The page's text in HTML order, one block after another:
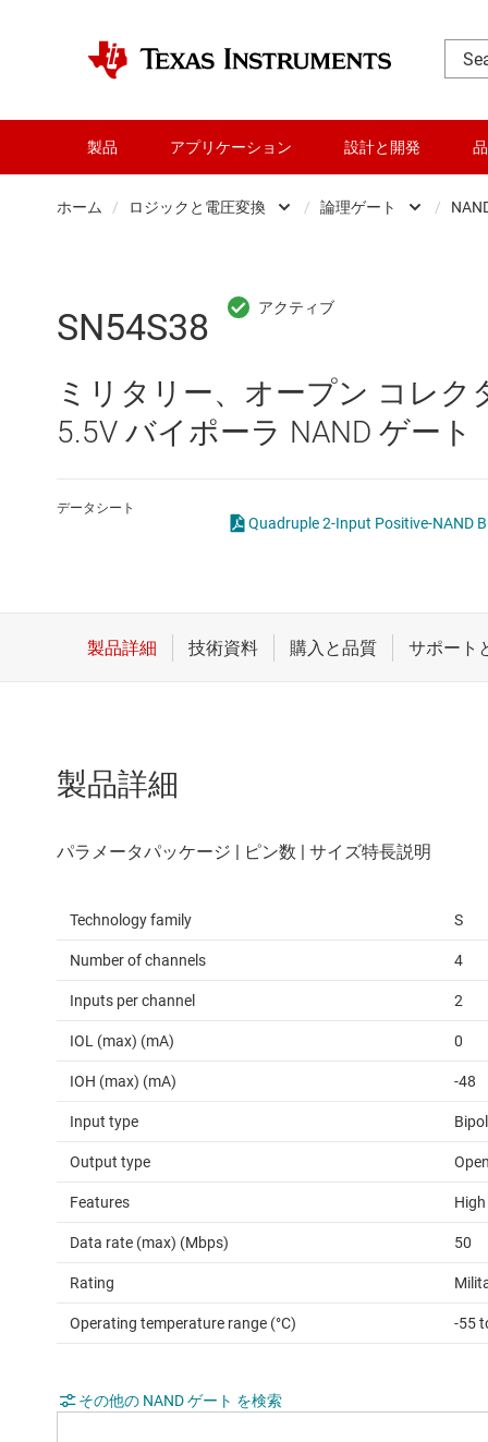
製品 アプリケーション 設計と開発
ホーム / ロジックと電圧変換
RF とマイクロ波
インターフェイス
オーディオ、ハプティクス、および
ダイ / ウェハー サービス
/ 論理ゲート
専用ロ
構成可
/
SN54S38
ミリタリー、オープン コレク
5.5V バイポーラ NAND ゲート
データシート
Quadruple 2-Input Positive-NAND
製品詳細
Technology family S
Number of channels 4
Inputs per channel 2
IOL (max) (mA) 0
IOH (max) (mA) -48
Input type
Output type
Features
Data rate (max) (Mbps) 50
Rating
Operating temperature range (°C) -55
その他の NAND ゲート を検索